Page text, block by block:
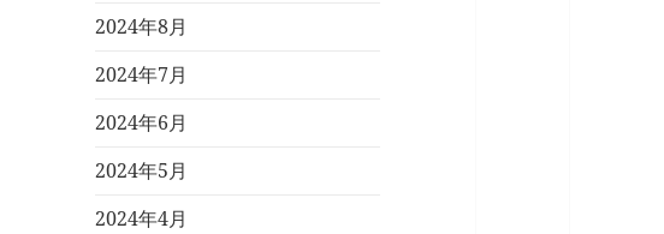
2024年8月
2024年7月
2024年6月
2024年5月
2024年4月